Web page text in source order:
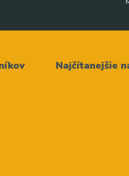
Najčítanejšie